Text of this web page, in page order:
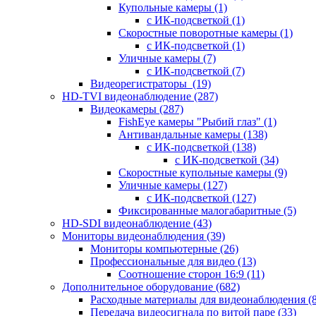
Купольные камеры (1)
с ИК-подсветкой (1)
Скоростные поворотные камеры (1)
с ИК-подсветкой (1)
Уличные камеры (7)
с ИК-подсветкой (7)
Видеорегистраторы (19)
HD-TVI видеонаблюдение (287)
Видеокамеры (287)
FishEye камеры "Рыбий глаз" (1)
Антивандальные камеры (138)
с ИК-подсветкой (138)
с ИК-подсветкой (34)
Скоростные купольные камеры (9)
Уличные камеры (127)
с ИК-подсветкой (127)
Фиксированные малогабаритные (5)
HD-SDI видеонаблюдение (43)
Мониторы видеонаблюдения (39)
Мониторы компьютерные (26)
Профессиональные для видео (13)
Соотношение сторон 16:9 (11)
Дополнительное оборудование (682)
Расходные материалы для видеонаблюдения
Передача видеосигнала по витой паре (33)